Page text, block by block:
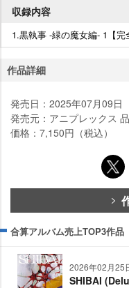
収録内容
1.黒執事 -緑の魔女編- 1【完
作品詳細
発売日：2025年07月09日
発売元：アニプレックス
価格：7,150円（税込）
合算アルバム売上TOP3作品
2026年02月25
SHIBAI